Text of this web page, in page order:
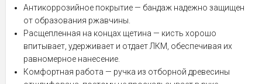
Антикоррозийное покрытие — бандаж надежно защищен
от образования ржавчины.
Расщепленная на концах щетина — кисть хорошо
впитывает, удерживает и отдает ЛКМ, обеспечивая их
равномерное нанесение.
Комфортная работа — ручка из отборной древесины